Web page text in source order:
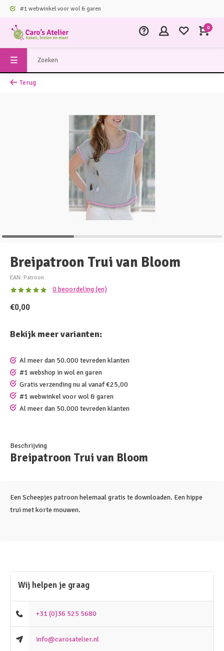
#1 webwinkel voor wol & garen
0
Terug
Breipatroon Trui van Bloom
EAN: Patroon
0 beoordeling (en)
€0,00
Bekijk meer varianten:
Al meer dan 50.000 tevreden klanten
#1 webshop in wol en garen
Gratis verzending nu al vanaf €25,00
#1 webwinkel voor wol & garen
Al meer dan 50.000 tevreden klanten
Beschrijving
Breipatroon Trui van Bloom
Een Scheepjes patroon helemaal gratis te downloaden. Een hippe
trui met korte mouwen.
Wij helpen je graag
+31 (0)36 525 5680
info@carosatelier.nl